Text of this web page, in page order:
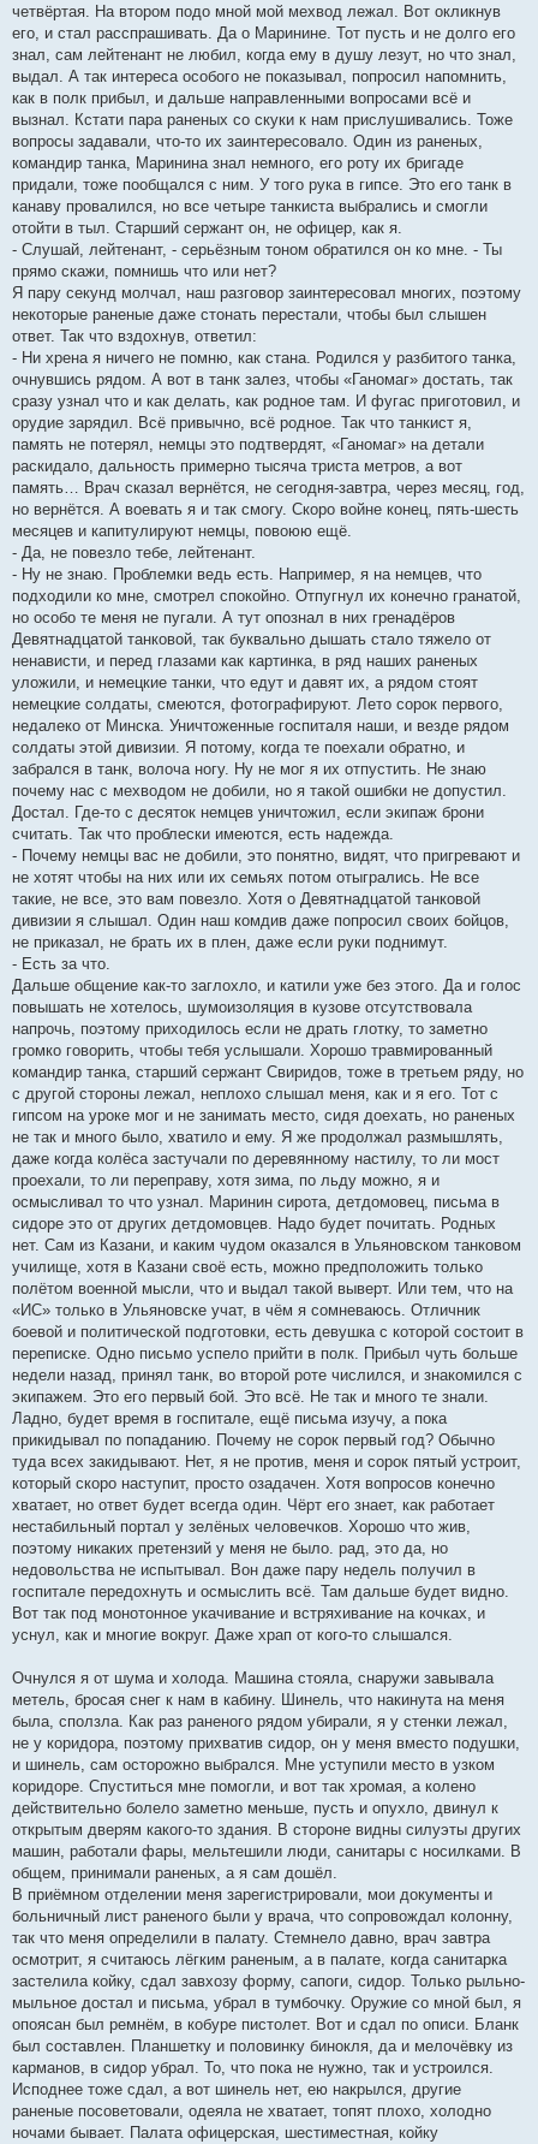
четвёртая. На втором подо мной мой мехвод лежал. Вот окликнув
его, и стал расспрашивать. Да о Маринине. Тот пусть и не долго его
знал, сам лейтенант не любил, когда ему в душу лезут, но что знал,
выдал. А так интереса особого не показывал, попросил напомнить,
как в полк прибыл, и дальше направленными вопросами всё и
вызнал. Кстати пара раненых со скуки к нам прислушивались. Тоже
вопросы задавали, что-то их заинтересовало. Один из раненых,
командир танка, Маринина знал немного, его роту их бригаде
придали, тоже пообщался с ним. У того рука в гипсе. Это его танк в
канаву провалился, но все четыре танкиста выбрались и смогли
отойти в тыл. Старший сержант он, не офицер, как я.
- Слушай, лейтенант, - серьёзным тоном обратился он ко мне. - Ты
прямо скажи, помнишь что или нет?
Я пару секунд молчал, наш разговор заинтересовал многих, поэтому
некоторые раненые даже стонать перестали, чтобы был слышен
ответ. Так что вздохнув, ответил:
- Ни хрена я ничего не помню, как стана. Родился у разбитого танка,
очнувшись рядом. А вот в танк залез, чтобы «Ганомаг» достать, так
сразу узнал что и как делать, как родное там. И фугас приготовил, и
орудие зарядил. Всё привычно, всё родное. Так что танкист я,
память не потерял, немцы это подтвердят, «Ганомаг» на детали
раскидало, дальность примерно тысяча триста метров, а вот
память… Врач сказал вернётся, не сегодня-завтра, через месяц, год,
но вернётся. А воевать я и так смогу. Скоро войне конец, пять-шесть
месяцев и капитулируют немцы, повоюю ещё.
- Да, не повезло тебе, лейтенант.
- Ну не знаю. Проблемки ведь есть. Например, я на немцев, что
подходили ко мне, смотрел спокойно. Отпугнул их конечно гранатой,
но особо те меня не пугали. А тут опознал в них гренадёров
Девятнадцатой танковой, так буквально дышать стало тяжело от
ненависти, и перед глазами как картинка, в ряд наших раненых
уложили, и немецкие танки, что едут и давят их, а рядом стоят
немецкие солдаты, смеются, фотографируют. Лето сорок первого,
недалеко от Минска. Уничтоженные госпиталя наши, и везде рядом
солдаты этой дивизии. Я потому, когда те поехали обратно, и
забрался в танк, волоча ногу. Ну не мог я их отпустить. Не знаю
почему нас с мехводом не добили, но я такой ошибки не допустил.
Достал. Где-то с десяток немцев уничтожил, если экипаж брони
считать. Так что проблески имеются, есть надежда.
- Почему немцы вас не добили, это понятно, видят, что пригревают и
не хотят чтобы на них или их семьях потом отыгрались. Не все
такие, не все, это вам повезло. Хотя о Девятнадцатой танковой
дивизии я слышал. Один наш комдив даже попросил своих бойцов,
не приказал, не брать их в плен, даже если руки поднимут.
- Есть за что.
Дальше общение как-то заглохло, и катили уже без этого. Да и голос
повышать не хотелось, шумоизоляция в кузове отсутствовала
напрочь, поэтому приходилось если не драть глотку, то заметно
громко говорить, чтобы тебя услышали. Хорошо травмированный
командир танка, старший сержант Свиридов, тоже в третьем ряду, но
с другой стороны лежал, неплохо слышал меня, как и я его. Тот с
гипсом на уроке мог и не занимать место, сидя доехать, но раненых
не так и много было, хватило и ему. Я же продолжал размышлять,
даже когда колёса застучали по деревянному настилу, то ли мост
проехали, то ли переправу, хотя зима, по льду можно, я и
осмысливал то что узнал. Маринин сирота, детдомовец, письма в
сидоре это от других детдомовцев. Надо будет почитать. Родных
нет. Сам из Казани, и каким чудом оказался в Ульяновском танковом
училище, хотя в Казани своё есть, можно предположить только
полётом военной мысли, что и выдал такой выверт. Или тем, что на
«ИС» только в Ульяновске учат, в чём я сомневаюсь. Отличник
боевой и политической подготовки, есть девушка с которой состоит в
переписке. Одно письмо успело прийти в полк. Прибыл чуть больше
недели назад, принял танк, во второй роте числился, и знакомился с
экипажем. Это его первый бой. Это всё. Не так и много те знали.
Ладно, будет время в госпитале, ещё письма изучу, а пока
прикидывал по попаданию. Почему не сорок первый год? Обычно
туда всех закидывают. Нет, я не против, меня и сорок пятый устроит,
который скоро наступит, просто озадачен. Хотя вопросов конечно
хватает, но ответ будет всегда один. Чёрт его знает, как работает
нестабильный портал у зелёных человечков. Хорошо что жив,
поэтому никаких претензий у меня не было. рад, это да, но
недовольства не испытывал. Вон даже пару недель получил в
госпитале передохнуть и осмыслить всё. Там дальше будет видно.
Вот так под монотонное укачивание и встряхивание на кочках, и
уснул, как и многие вокруг. Даже храп от кого-то слышался.
Очнулся я от шума и холода. Машина стояла, снаружи завывала
метель, бросая снег к нам в кабину. Шинель, что накинута на меня
была, сползла. Как раз раненого рядом убирали, я у стенки лежал,
не у коридора, поэтому прихватив сидор, он у меня вместо подушки,
и шинель, сам осторожно выбрался. Мне уступили место в узком
коридоре. Спуститься мне помогли, и вот так хромая, а колено
действительно болело заметно меньше, пусть и опухло, двинул к
открытым дверям какого-то здания. В стороне видны силуэты других
машин, работали фары, мельтешили люди, санитары с носилками. В
общем, принимали раненых, а я сам дошёл.
В приёмном отделении меня зарегистрировали, мои документы и
больничный лист раненого были у врача, что сопровождал колонну,
так что меня определили в палату. Стемнело давно, врач завтра
осмотрит, я считаюсь лёгким раненым, а в палате, когда санитарка
застелила койку, сдал завхозу форму, сапоги, сидор. Только рыльно-
мыльное достал и письма, убрал в тумбочку. Оружие со мной был, я
опоясан был ремнём, в кобуре пистолет. Вот и сдал по описи. Бланк
был составлен. Планшетку и половинку бинокля, да и мелочёвку из
карманов, в сидор убрал. То, что пока не нужно, так и устроился.
Исподнее тоже сдал, а вот шинель нет, ею накрылся, другие
раненые посоветовали, одеяла не хватает, топят плохо, холодно
ночами бывает. Палата офицерская, шестиместная, койку